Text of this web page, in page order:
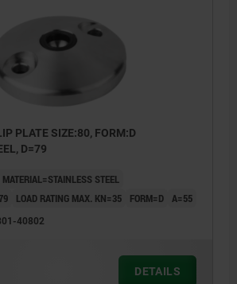
PLATE SIZE:80, FORM:D
D=79
STEEL
LOAD RATING MAX. KN=35 FORM=D A=55
40802
DETAILS